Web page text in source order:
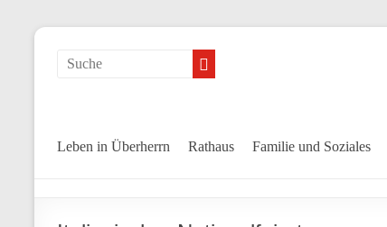
Leben in Überherrn Rathaus Familie und Soziales